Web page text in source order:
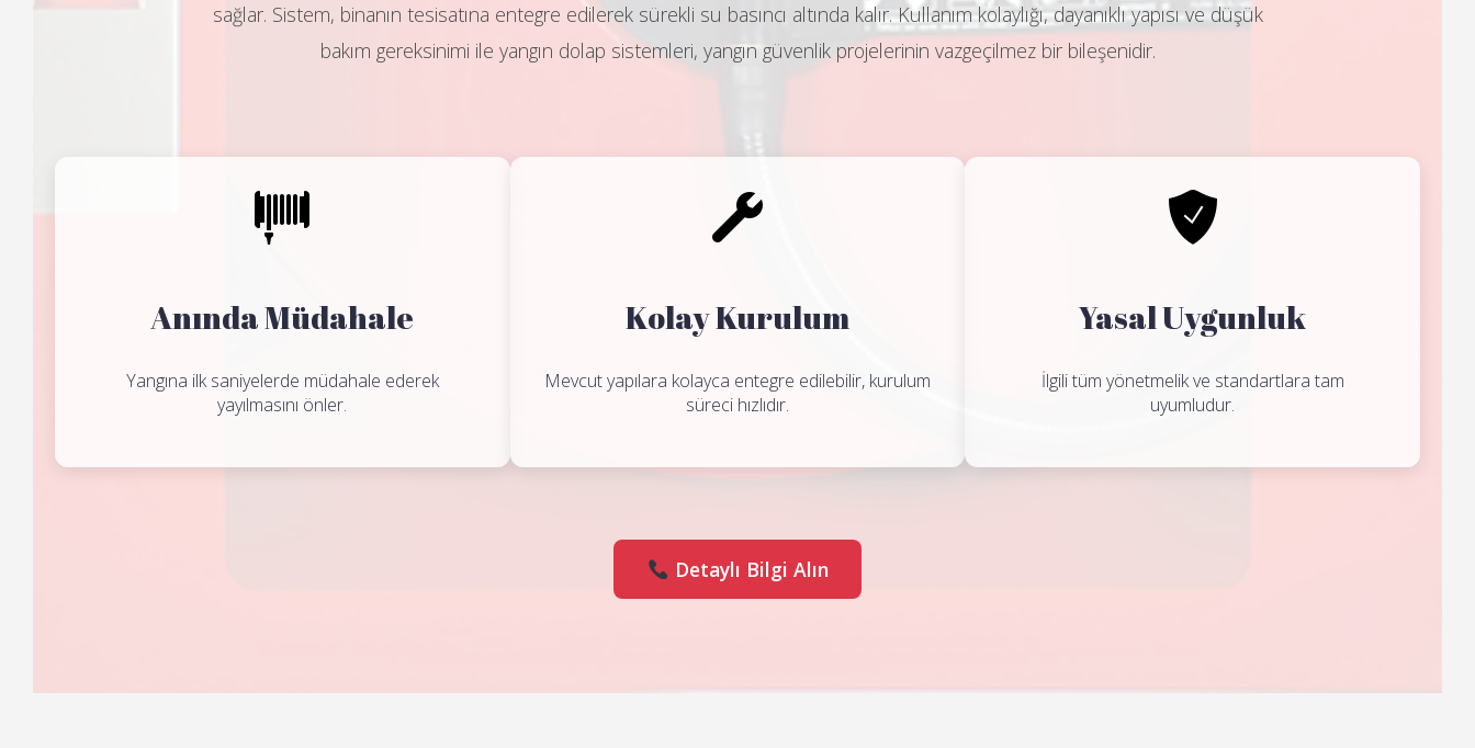
sağlar. Sistem, binanın tesisatına entegre edilerek sürekli su basıncı altında kalır. Kullanım kolaylığı, dayanıklı yapısı ve düşük
bakım gereksinimi ile yangın dolap sistemleri, yangın güvenlik projelerinin vazgeçilmez bir bileşenidir.
Anında Müdahale
Yangına ilk saniyelerde müdahale ederek
yayılmasını önler.
Kolay Kurulum
Mevcut yapılara kolayca entegre edilebilir, kurulum
süreci hızlıdır.
Yasal Uygunluk
İlgili tüm yönetmelik ve standartlara tam
uyumludur.
Detaylı Bilgi Alın